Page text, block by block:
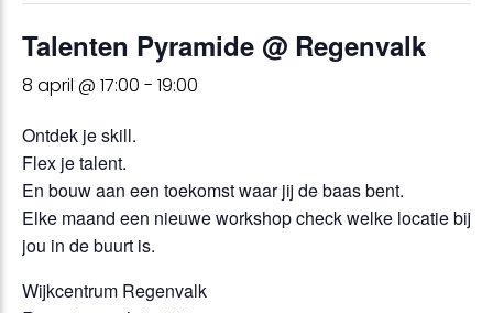
Talenten Pyramide @ Regenvalk
8 april @ 17:00 - 19:00
Ontdek je skill.
Flex je talent.
En bouw aan een toekomst waar jij de baas bent.
Elke maand een nieuwe workshop check welke locatie bij
jou in de buurt is.
Wijkcentrum Regenvalk